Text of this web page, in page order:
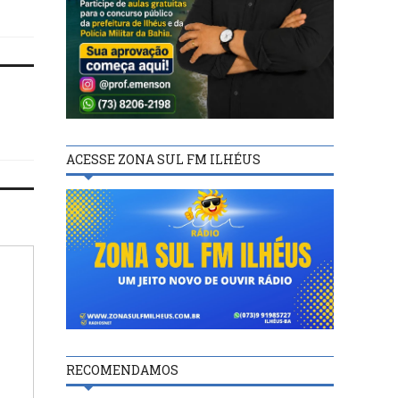
ACESSE ZONA SUL FM ILHÉUS
RECOMENDAMOS